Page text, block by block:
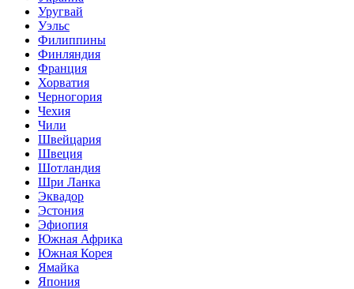
Уругвай
Уэльс
Филиппины
Финляндия
Франция
Хорватия
Черногория
Чехия
Чили
Швейцария
Швеция
Шотландия
Шри Ланка
Эквадор
Эстония
Эфиопия
Южная Африка
Южная Корея
Ямайка
Япония